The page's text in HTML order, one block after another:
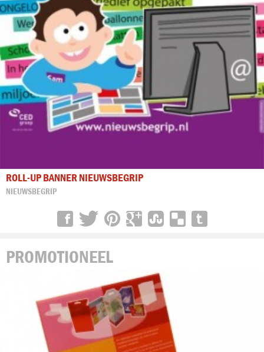
ROLL-UP BANNER NIEUWSBEGRIP
NIEUWSBEGRIP
PROMOTIONEEL